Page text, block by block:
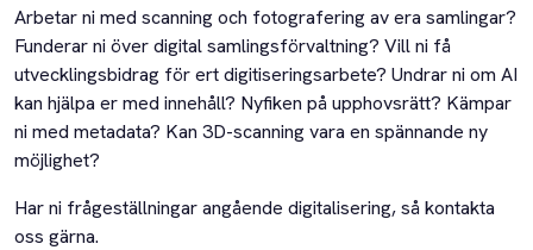
Arbetar ni med scanning och fotografering av era samlingar?
Funderar ni över digital samlingsförvaltning? Vill ni få
utvecklingsbidrag för ert digitiseringsarbete? Undrar ni om AI
kan hjälpa er med innehåll? Nyfiken på upphovsrätt? Kämpar
ni med metadata? Kan 3D-scanning vara en spännande ny
möjlighet?
Har ni frågeställningar angående digitalisering, så kontakta
oss gärna.